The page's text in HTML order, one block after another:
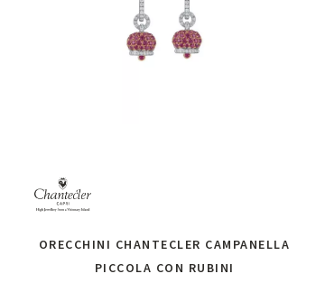
ORECCHINI CHANTECLER CAMPANELLA
PICCOLA CON RUBINI